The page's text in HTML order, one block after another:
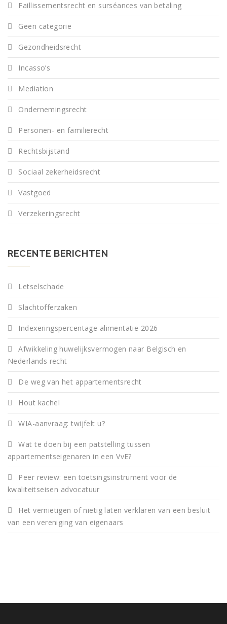
Faillissementsrecht en surséances van betaling
Geen categorie
Gezondheidsrecht
Incasso’s
Mediation
Ondernemingsrecht
Personen- en familierecht
Rechtsbijstand
Sociaal zekerheidsrecht
Vastgoed
Verzekeringsrecht
RECENTE BERICHTEN
Letselschade
Slachtofferzaken
Indexeringspercentage alimentatie 2026
Afwikkeling huwelijksvermogen naar Belgisch en
Nederlands recht
De weg van het appartementsrecht
Hout kachel
WIA-aanvraag: twijfelt u?
Wat te doen bij een patstelling tussen
appartementseigenaren in een VvE?
Peer review: een toetsingsinstrument voor de
kwaliteitseisen advocatuur
Het vernietigen of nietig laten verklaren van een besluit
van een vereniging van eigenaars